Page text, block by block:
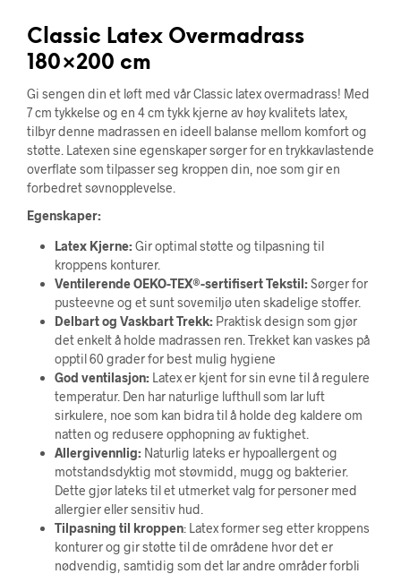
Classic Latex Overmadrass
180×200 cm
Gi sengen din et løft med vår Classic latex overmadrass! Med
7 cm tykkelse og en 4 cm tykk kjerne av høy kvalitets latex,
tilbyr denne madrassen en ideell balanse mellom komfort og
støtte. Latexen sine egenskaper sørger for en trykkavlastende
overflate som tilpasser seg kroppen din, noe som gir en
forbedret søvnopplevelse.
Egenskaper:
Latex Kjerne:Gir optimal støtte og tilpasning til
kroppens konturer.
Ventilerende OEKO-TEX®-sertifisert Tekstil:Sørger for
pusteevne og et sunt sovemiljø uten skadelige stoffer.
Delbart og Vaskbart Trekk:Praktisk design som gjør
det enkelt å holde madrassen ren. Trekket kan vaskes på
opptil 60 grader for best mulig hygiene
God ventilasjon:Latex er kjent for sin evne til å regulere
temperatur. Den har naturlige lufthull som lar luft
sirkulere, noe som kan bidra til å holde deg kaldere om
natten og redusere opphopning av fuktighet.
Allergivennlig:Naturlig lateks er hypoallergent og
motstandsdyktig mot støvmidd, mugg og bakterier.
Dette gjør lateks til et utmerket valg for personer med
allergier eller sensitiv hud.
Tilpasning til kroppen: Latex former seg etter kroppens
konturer og gir støtte til de områdene hvor det er
nødvendig, samtidig som det lar andre områder forbli